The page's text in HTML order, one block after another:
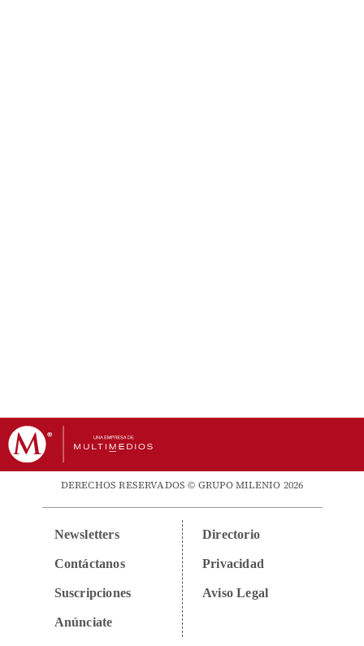
DERECHOS RESERVADOS © GRUPO MILENIO 2026
Newsletters
Contáctanos
Suscripciones
Anúnciate
Directorio
Privacidad
Aviso Legal